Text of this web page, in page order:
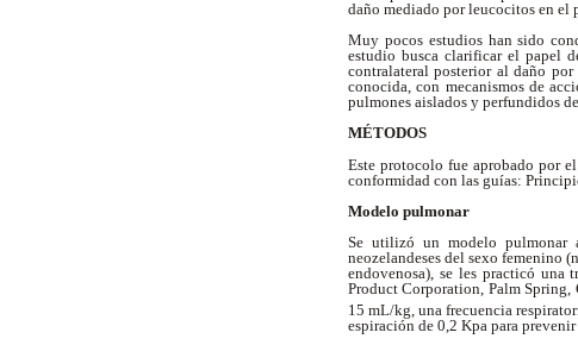
daño mediado por leucocitos en el
Muy pocos estudios han sido
estudio busca clarificar el papel
contralateral posterior al daño
conocida, con mecanismos de
pulmones aislados y perfundidos
MÉTODOS
Este protocolo fue aprobado por
conformidad con las guías:
Modelo pulmonar
Se utilizó un modelo pulmonar
neozelandeses del sexo femenino
endovenosa), se les practicó
Product Corporation, Palm Spring,
15 mL/kg, una frecuencia
espiración de 0,2 Kpa para prevenir